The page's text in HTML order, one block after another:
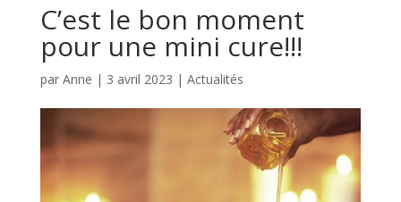
C’est le bon moment
pour une mini cure!!!
par Anne | 3 avril 2023 | Actualités